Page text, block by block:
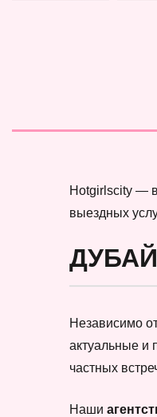
Hotgirlscity —
выездных
Независимо
актуальные и
частных
Наши